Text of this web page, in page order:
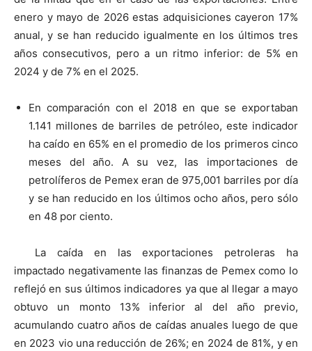
enero y mayo de 2026 estas adquisiciones cayeron 17%
anual, y se han reducido igualmente en los últimos tres
años consecutivos, pero a un ritmo inferior: de 5% en
2024 y de 7% en el 2025.
En comparación con el 2018 en que se exportaban
1.141 millones de barriles de petróleo, este indicador
ha caído en 65% en el promedio de los primeros cinco
meses del año. A su vez, las importaciones de
petrolíferos de Pemex eran de 975,001 barriles por día
y se han reducido en los últimos ocho años, pero sólo
en 48 por ciento.
La caída en las exportaciones petroleras ha
impactado negativamente las finanzas de Pemex como lo
reflejó en sus últimos indicadores ya que al llegar a mayo
obtuvo un monto 13% inferior al del año previo,
acumulando cuatro años de caídas anuales luego de que
en 2023 vio una reducción de 26%; en 2024 de 81%, y en